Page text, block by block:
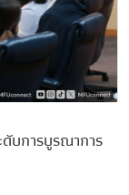
บการบูรณาการ